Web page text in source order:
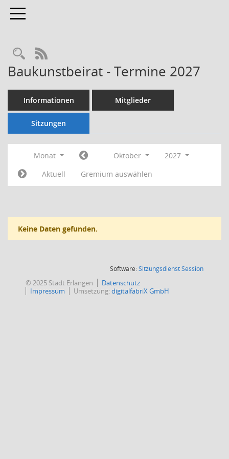
Toggle navigation
Rechercheauswahl
RSS-Feed
Baukunstbeirat - Termine 2027
Informationen Mitglieder
Sitzungen
Monat Oktober
2027
Aktuell
Gremium auswählen
Keine Daten gefunden.
Software:SitzungsdienstSession(Wird in
© 2025 Stadt Erlangen
Datenschutz
Impressum
Umsetzung:digitalfabriX GmbH